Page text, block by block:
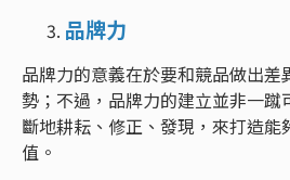
品牌力
品牌力的意義在於要和競品做出
勢；不過，品牌力的建立並非一蹴
斷地耕耘、修正、發現，來打造能
值。